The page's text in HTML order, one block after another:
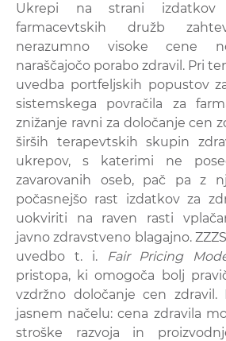
Ukrepi na strani
farmacevtskih družb
nerazumno visoke cene
naraščajočo porabo zdravil. Pri
uvedba portfeljskih popustov
sistemskega povračila za
znižanje ravni za določanje cen
širših terapevtskih skupin
ukrepov, s katerimi ne
zavarovanih oseb, pač pa z
počasnejšo rast izdatkov za
uokviriti na raven rasti
javno zdravstveno blagajno.
uvedbo t. i.
Fair Pricing
pristopa, ki omogoča bolj
vzdržno določanje cen
jasnem načelu: cena zdravila
stroške razvoja in